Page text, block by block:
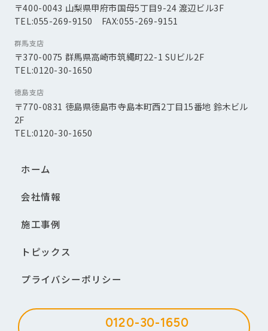
〒400-0043 山梨県甲府市国母5丁目9-24 渡辺ビル3F
TEL:055-269-9150 FAX:055-269-9151
群馬支店
〒370-0075 群馬県高崎市筑縄町22-1 SUビル2F
TEL:0120-30-1650
徳島支店
〒770-0831 徳島県徳島市寺島本町西2丁目15番地 鈴木ビル
2F
TEL:0120-30-1650
ホーム
会社情報
施工事例
トピックス
プライバシーポリシー
0120-30-1650